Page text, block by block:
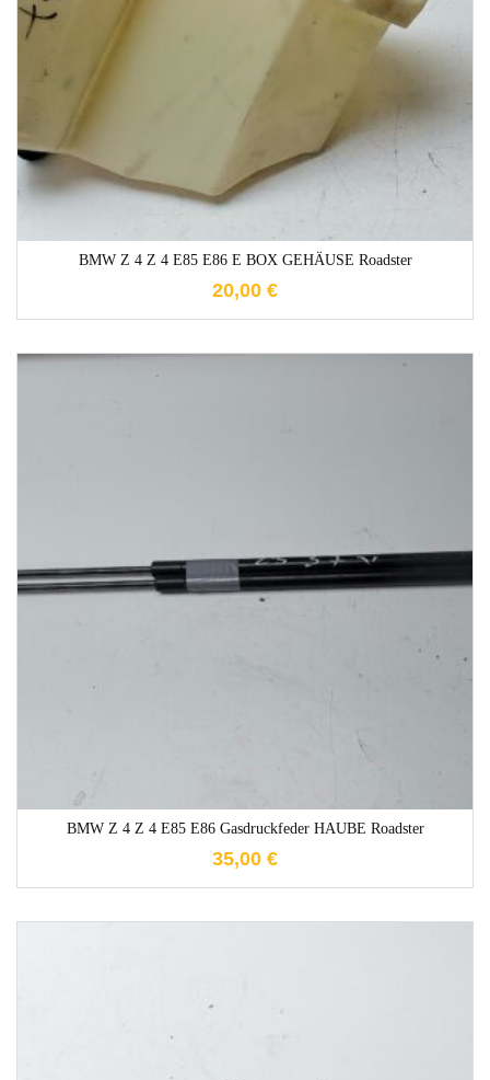
BMW Z 4 Z 4 E85 E86 E BOX GEHÄUSE Roadster
20,00 €
BMW Z 4 Z 4 E85 E86 Gasdruckfeder HAUBE Roadster
35,00 €
1-3 Werktage